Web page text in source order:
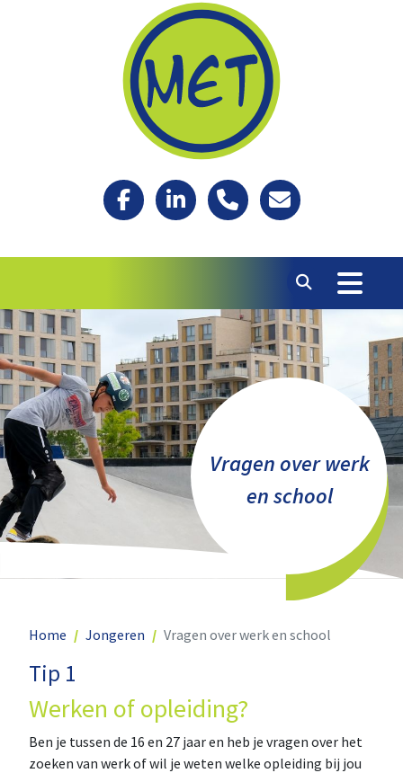
Vragen over werk
en school
Home Jongeren Vragen over werk en school
Tip 1
Werken of opleiding?
Ben je tussen de 16 en 27 jaar en heb je vragen over het
zoeken van werk of wil je weten welke opleiding bij jou